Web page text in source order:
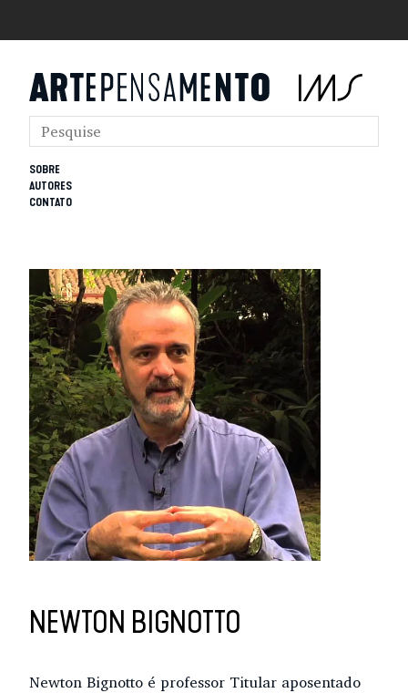
SOBRE
AUTORES
CONTATO
NEWTON BIGNOTTO
Newton Bignotto é professor Titular aposentado